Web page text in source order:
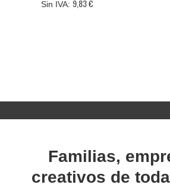
9,83 €
Familias,
creativos de